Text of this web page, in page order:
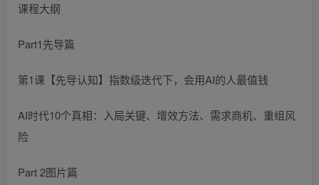
课程大纲
Part1先导篇
第1课【先导认知】指数级迭代下，会用AI的人最值钱
AI时代10个真相：入局关键、增效方法、需求商机、重组风
险
Part 2图片篇